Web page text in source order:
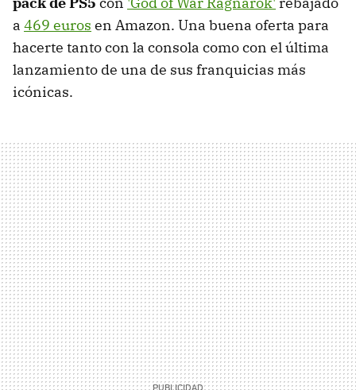
a 469 euros en Amazon. Una buena oferta para
hacerte tanto con la consola como con el última
lanzamiento de una de sus franquicias más
icónicas.